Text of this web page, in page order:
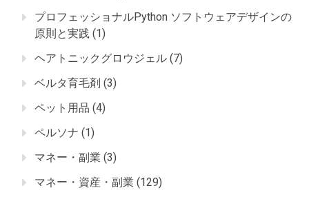
プロフェッショナルPython ソフトウェアデザインの
原則と実践 (1)
ヘアトニックグロウジェル (7)
ベルタ育毛剤 (3)
ペット用品 (4)
ペルソナ (1)
マネー・副業 (3)
マネー・資産・副業 (129)